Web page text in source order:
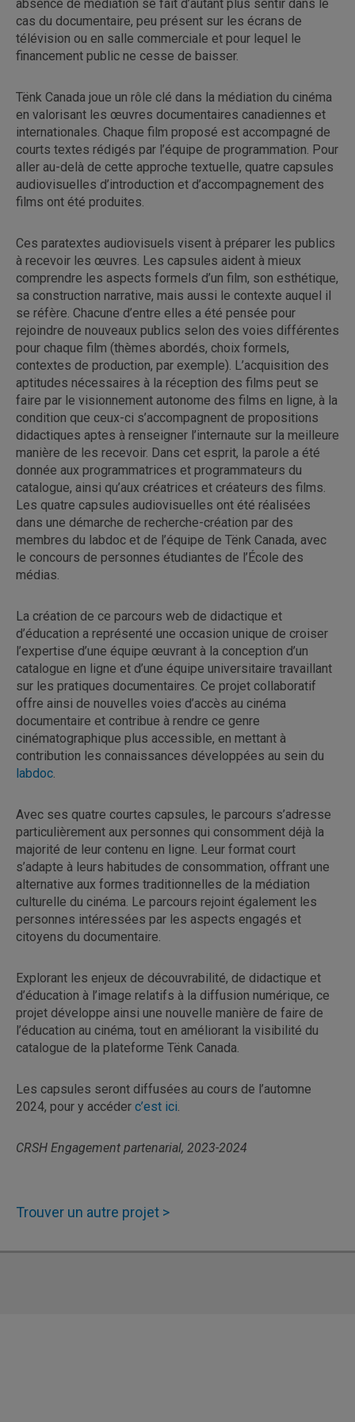
absence de médiation se fait d’autant plus sentir dans le
cas du documentaire, peu présent sur les écrans de
télévision ou en salle commerciale et pour lequel le
financement public ne cesse de baisser.
Tënk Canada joue un rôle clé dans la médiation du cinéma
en valorisant les œuvres documentaires canadiennes et
internationales. Chaque film proposé est accompagné de
courts textes rédigés par l’équipe de programmation. Pour
aller au-delà de cette approche textuelle, quatre capsules
audiovisuelles d’introduction et d’accompagnement des
films ont été produites.
Ces paratextes audiovisuels visent à préparer les publics
à recevoir les œuvres. Les capsules aident à mieux
comprendre les aspects formels d’un film, son esthétique,
sa construction narrative, mais aussi le contexte auquel il
se réfère. Chacune d’entre elles a été pensée pour
rejoindre de nouveaux publics selon des voies différentes
pour chaque film (thèmes abordés, choix formels,
contextes de production, par exemple). L’acquisition des
aptitudes nécessaires à la réception des films peut se
faire par le visionnement autonome des films en ligne, à la
condition que ceux-ci s’accompagnent de propositions
didactiques aptes à renseigner l’internaute sur la meilleure
manière de les recevoir. Dans cet esprit, la parole a été
donnée aux programmatrices et programmateurs du
catalogue, ainsi qu’aux créatrices et créateurs des films.
Les quatre capsules audiovisuelles ont été réalisées
dans une démarche de recherche-création par des
membres du labdoc et de l’équipe de Tënk Canada, avec
le concours de personnes étudiantes de l’École des
médias.
La création de ce parcours web de didactique et
d’éducation a représenté une occasion unique de croiser
l’expertise d’une équipe œuvrant à la conception d’un
catalogue en ligne et d’une équipe universitaire travaillant
sur les pratiques documentaires. Ce projet collaboratif
offre ainsi de nouvelles voies d’accès au cinéma
documentaire et contribue à rendre ce genre
cinématographique plus accessible, en mettant à
contribution les connaissances développées au sein du
labdoc.
Avec ses quatre courtes capsules, le parcours s’adresse
particulièrement aux personnes qui consomment déjà la
majorité de leur contenu en ligne. Leur format court
s’adapte à leurs habitudes de consommation, offrant une
alternative aux formes traditionnelles de la médiation
culturelle du cinéma. Le parcours rejoint également les
personnes intéressées par les aspects engagés et
citoyens du documentaire.
Explorant les enjeux de découvrabilité, de didactique et
d’éducation à l’image relatifs à la diffusion numérique, ce
projet développe ainsi une nouvelle manière de faire de
l’éducation au cinéma, tout en améliorant la visibilité du
catalogue de la plateforme Tënk Canada.
Les capsules seront diffusées au cours de l’automne
2024, pour y accéder c’est ici.
CRSH Engagement partenarial, 2023-2024
Trouver un autre projet >